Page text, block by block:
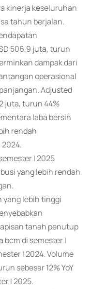
kinerja keseluruhan
tahun berjalan.
506,9 juta, turun
dampak dari
operasional
Adjusted
juta, turun 44%
laba bersih
rendah
I 2025
yang lebih rendah
yang lebih tinggi
tanah penutup
bcm di semester I
I 2024. Volume
sebesar 12% YoY
I 2025.